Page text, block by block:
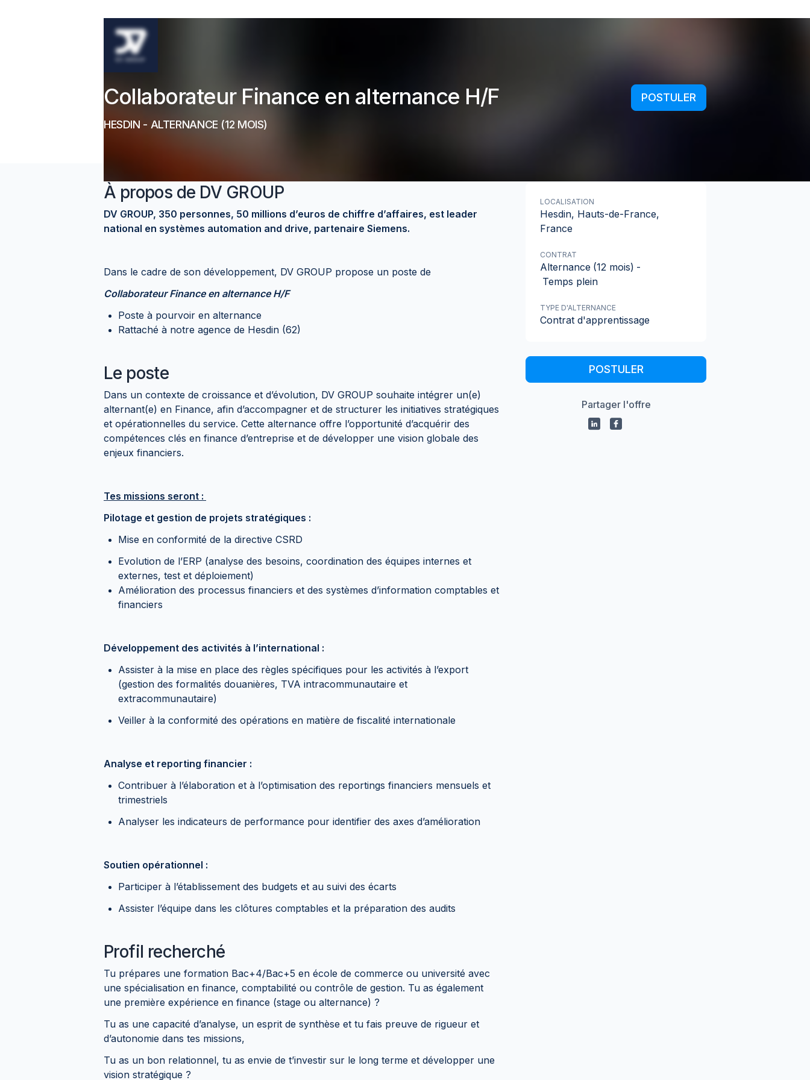
Collaborateur Finance en alternance H/F
HESDIN - ALTERNANCE (12 MOIS)
POSTULER
À propos de DV GROUP
DV GROUP, 350 personnes, 50 millions d’euros de chiffre d’affaires, est leader
national en systèmes automation and drive, partenaire Siemens.
Dans le cadre de son développement, DV GROUP propose un poste de
Collaborateur Finance en alternance H/F
Poste à pourvoir en alternance
Rattaché à notre agence de Hesdin (62)
Le poste
Dans un contexte de croissance et d’évolution, DV GROUP souhaite intégrer un(e)
alternant(e) en Finance, afin d’accompagner et de structurer les initiatives stratégiques
et opérationnelles du service. Cette alternance offre l’opportunité d’acquérir des
compétences clés en finance d’entreprise et de développer une vision globale des
enjeux financiers.
Tes missions seront :
Pilotage et gestion de projets stratégiques :
Mise en conformité de la directive CSRD
Evolution de l’ERP (analyse des besoins, coordination des équipes internes et
externes, test et déploiement)
Amélioration des processus financiers et des systèmes d’information comptables et
financiers
Développement des activités à l’international :
Assister à la mise en place des règles spécifiques pour les activités à l’export
(gestion des formalités douanières, TVA intracommunautaire et
extracommunautaire)
Veiller à la conformité des opérations en matière de fiscalité internationale
Analyse et reporting financier :
Contribuer à l’élaboration et à l’optimisation des reportings financiers mensuels et
trimestriels
Analyser les indicateurs de performance pour identifier des axes d’amélioration
Soutien opérationnel :
Participer à l’établissement des budgets et au suivi des écarts
Assister l’équipe dans les clôtures comptables et la préparation des audits
Profil recherché
Tu prépares une formation Bac+4/Bac+5 en école de commerce ou université avec
une spécialisation en finance, comptabilité ou contrôle de gestion. Tu as également
une première expérience en finance (stage ou alternance) ?
Tu as une capacité d’analyse, un esprit de synthèse et tu fais preuve de rigueur et
d’autonomie dans tes missions,
Tu as un bon relationnel, tu as envie de t’investir sur le long terme et développer une
vision stratégique ?
LOCALISATION
Hesdin, Hauts-de-France,
France
CONTRAT
Alternance (12 mois) -
Temps plein
TYPE D'ALTERNANCE
Contrat d'apprentissage
POSTULER
Partager l'offre